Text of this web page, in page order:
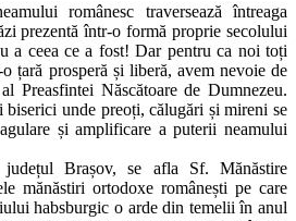
românesc traversează întreaga
prezentă într-o formă proprie secolului
a ceea ce a fost! Dar pentru ca noi toți
țară prosperă și liberă, avem nevoie de
Preasfintei Născătoare de Dumnezeu.
unde preoți, călugări și mireni se
și amplificare a puterii neamului
Brașov, se afla Sf. Mănăstire
mănăstiri ortodoxe românești pe care
habsburgic o arde din temelii în anul